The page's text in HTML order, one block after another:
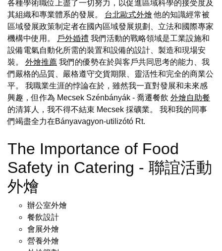
各種學術職位上盡了一切努力，以促進區域科學的接受度及
其組織和專業體系的發展。 台北歐式外燴 他的知識經常被
區域發展政策制定者在國內區域發展規劃、立法和國際專家
機構中使用。
戶外婚禮 我們活動的戰略領域是工業設施和
設備電氣自動化所需的裝置和設備的設計、製造和現場安
裝。 外燴推薦 我們的優勢在於與客戶共同思考的能力、我
們嚴格的品質、嚴格遵守交貨期限、靈活性和完全的商業公
平。 我職業生涯的悖論在於，雖然我一直對發展和未來感
興趣，但作為 Mecsek Szénbányák - 喬遷餐飲 外燴自助餐
的清算人，我不得不結束 Mecsek 採礦業。 我和我的同事
們竭盡全力在Bányavagyon-utilizótó Rt.
The Importance of Food
Safety in Catering - 聯誼活動
外燴
辦公室外燴
餐飲設計
會展外燴
營養外燴